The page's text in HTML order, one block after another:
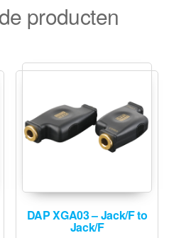
producten
DAP XGA03 – Jack/F to
Jack/F